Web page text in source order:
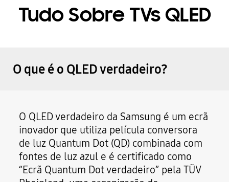
Tudo Sobre TVs QLED
O que é o QLED verdadeiro?
O QLED verdadeiro da Samsung é um ecrã
inovador que utiliza película conversora
de luz Quantum Dot (QD) combinada com
fontes de luz azul e é certificado como
“Ecrã Quantum Dot verdadeiro” pela TÜV